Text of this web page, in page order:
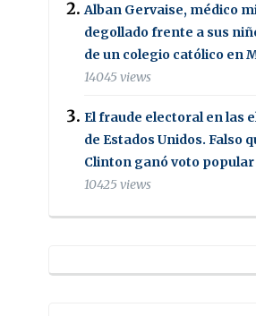
Alban Gervaise, médico
degollado frente a sus
de un colegio católico en
14045 views
El fraude electoral en las
de Estados Unidos. Falso
Clinton ganó voto popular
10425 views